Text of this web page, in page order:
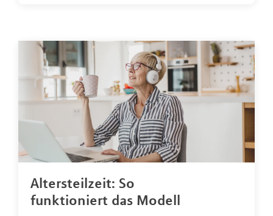
Altersteilzeit: So
funktioniert das Modell